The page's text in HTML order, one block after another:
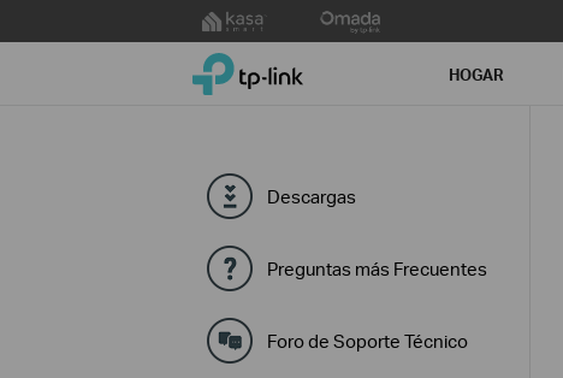
to
TP-Link, Reliably Smart HOGAR
Descargas
Preguntas más Frecuentes
Foro de Soporte Técnico